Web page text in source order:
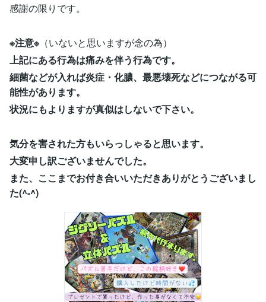
感謝の限りです。
※注意※ （いないと思いますが念の為）
上記にある行為は痛みを伴う行為です。
細菌などが入れば炎症・化膿、最悪壊死などにつながる可
能性があります。
状況にもよりますが真似はしないで下さい。
気分を害された方もいらっしゃると思います。
大変申し訳ございませんでした。
また、ここまでお付き合いいただきありがとうございまし
た(^-^)